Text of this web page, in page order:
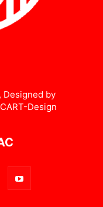
Designed by
Design